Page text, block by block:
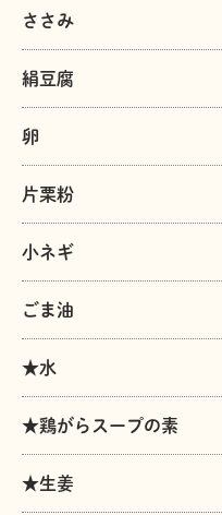
ささみ
絹豆腐
卵
片栗粉
小ネギ
ごま油
★水
★鶏がらスープの素
★生姜